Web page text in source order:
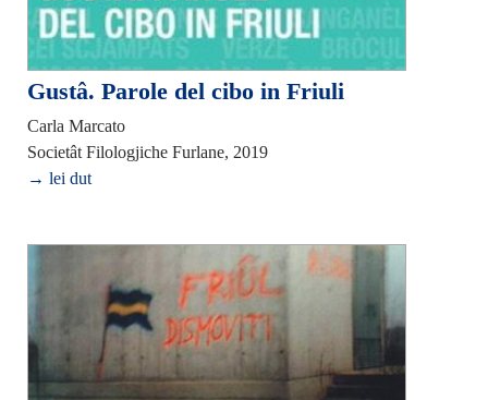
Gustâ. Parole del cibo in Friuli
Carla Marcato
Societât Filologjiche Furlane, 2019
→ lei dut